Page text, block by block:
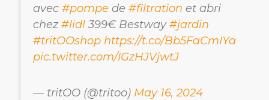
avec #pompe de #filtration et abri
chez #lidl 399€ Bestway#jardin
#tritOOshop https://t.co/Bb5FaCmIYa
pic.twitter.com/IGzHJVjwtJ
— tritOO (@tritoo) May 16, 2024